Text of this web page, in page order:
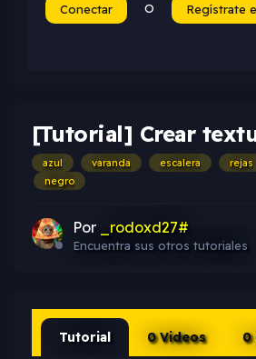
Conectar
O Regístrate
[Tutorial] Crear
azul varanda escalera rejas
negro
Por _rodoxd27#
Encuentra sus otros tutoriales
Tutorial 0 Videos 0